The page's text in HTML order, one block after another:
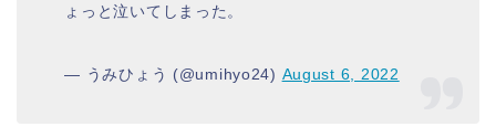
ょっと泣いてしまった。
— うみひょう (@umihyo24) August 6, 2022